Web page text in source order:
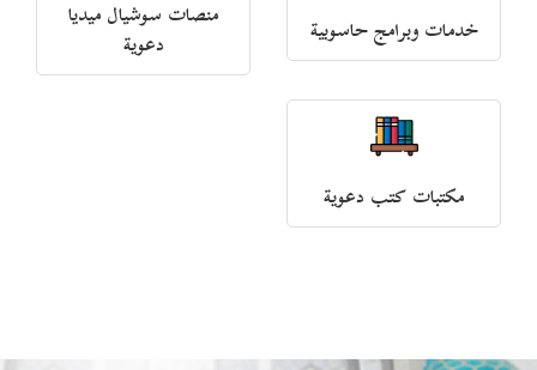
خدمات وبرامج حاسوبية
منصات سوشيال ميديا
دعوية
مكتبات كتب دعوية